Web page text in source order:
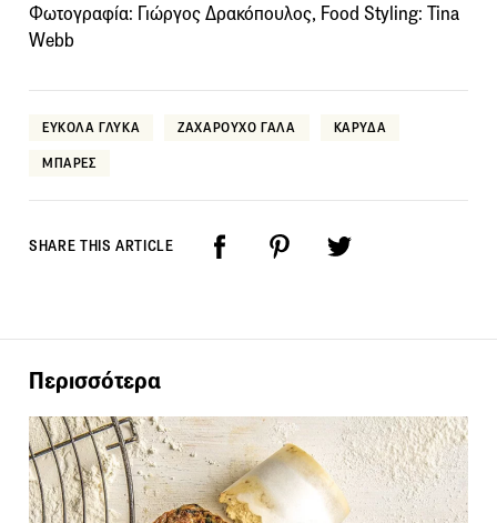
Φωτογραφία: Γιώργος Δρακόπουλος, Food Styling: Tina
Webb
ΕΥΚΟΛΑ ΓΛΥΚΑ ΖΑΧΑΡΟΥΧΟ ΓΑΛΑ ΚΑΡΥΔΑ
ΜΠΑΡΕΣ
SHARE THIS ARTICLE
Περισσότερα